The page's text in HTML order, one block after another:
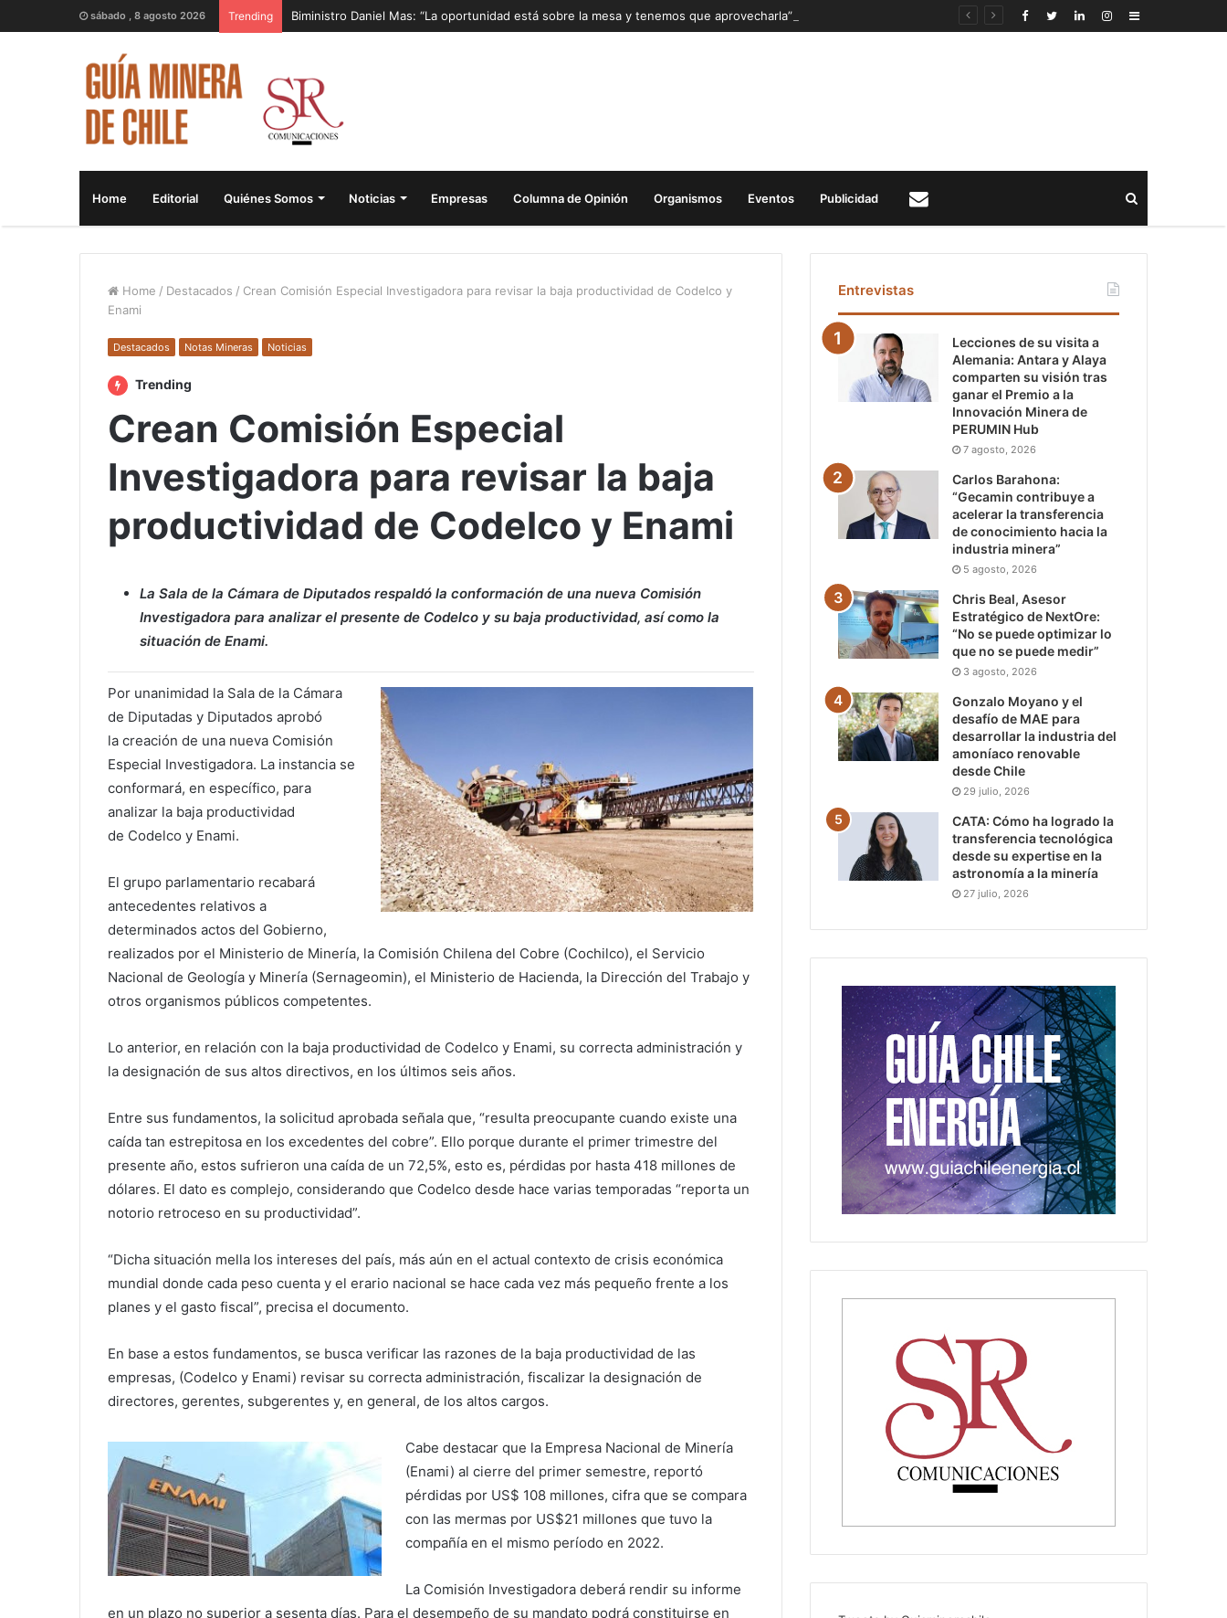
sábado , 8 agosto 2026 Trending Biministro Daniel Mas: “La oportunidad está sobre la mesa y tenemos que aprovecharla” Sidebar
Home Editorial Quiénes Somos Noticias Empresas Columna de Opinión Organismos Eventos Publicidad
Home / Destacados / Crean Comisión Especial Investigadora para revisar la baja productividad de Codelco y
Enami
Destacados Notas Mineras Noticias
Trending
Crean Comisión Especial
Investigadora para revisar la baja
productividad de Codelco y Enami
La Sala de la Cámara de Diputados respaldó la conformación de una nueva Comisión
Investigadora para analizar el presente de Codelco y su baja productividad, así como la
situación de Enami.
Por unanimidad la Sala de la Cámara
de Diputadas y Diputados aprobó
la creación de una nueva Comisión
Especial Investigadora. La instancia se
conformará, en específico, para
analizar la baja productividad
de Codelco y Enami.
El grupo parlamentario recabará
antecedentes relativos a
determinados actos del Gobierno,
realizados por el Ministerio de Minería, la Comisión Chilena del Cobre (Cochilco), el Servicio
Nacional de Geología y Minería (Sernageomin), el Ministerio de Hacienda, la Dirección del Trabajo y
otros organismos públicos competentes.
Lo anterior, en relación con la baja productividad de Codelco y Enami, su correcta administración y
la designación de sus altos directivos, en los últimos seis años.
Entre sus fundamentos, la solicitud aprobada señala que, “resulta preocupante cuando existe una
caída tan estrepitosa en los excedentes del cobre”. Ello porque durante el primer trimestre del
presente año, estos sufrieron una caída de un 72,5%, esto es, pérdidas por hasta 418 millones de
dólares. El dato es complejo, considerando que Codelco desde hace varias temporadas “reporta un
notorio retroceso en su productividad”.
“Dicha situación mella los intereses del país, más aún en el actual contexto de crisis económica
mundial donde cada peso cuenta y el erario nacional se hace cada vez más pequeño frente a los
planes y el gasto fiscal”, precisa el documento.
En base a estos fundamentos, se busca verificar las razones de la baja productividad de las
empresas, (Codelco y Enami) revisar su correcta administración, fiscalizar la designación de
directores, gerentes, subgerentes y, en general, de los altos cargos.
Cabe destacar que la Empresa Nacional de Minería
(Enami) al cierre del primer semestre, reportó
pérdidas por US$ 108 millones, cifra que se compara
con las mermas por US$21 millones que tuvo la
compañía en el mismo período en 2022.
La Comisión Investigadora deberá rendir su informe
en un plazo no superior a sesenta días. Para el desempeño de su mandato podrá constituirse en
Entrevistas
Lecciones de su visita a
Alemania: Antara y Alaya
comparten su visión tras
ganar el Premio a la
Innovación Minera de
PERUMIN Hub
7 agosto, 2026
Carlos Barahona:
“Gecamin contribuye a
acelerar la transferencia
de conocimiento hacia la
industria minera”
5 agosto, 2026
Chris Beal, Asesor
Estratégico de NextOre:
“No se puede optimizar lo
que no se puede medir”
3 agosto, 2026
Gonzalo Moyano y el
desafío de MAE para
desarrollar la industria del
amoníaco renovable
desde Chile
29 julio, 2026
CATA: Cómo ha logrado la
transferencia tecnológica
desde su expertise en la
astronomía a la minería
27 julio, 2026